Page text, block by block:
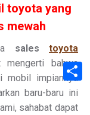
toyota yang
mewah
salestoyota
bahwa
mobil impiannya
baru-baru ini
sahabat dapat